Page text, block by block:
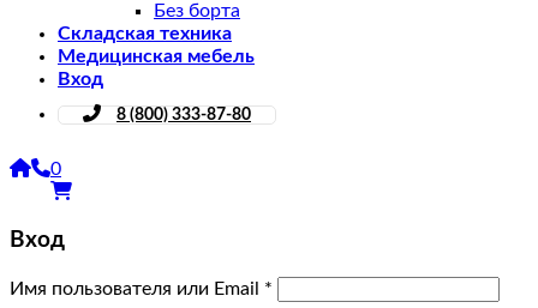
Без борта
Складская техника
Медицинская мебель
Вход
8 (800) 333-87-80
0
Вход
Имя пользователя или Email *